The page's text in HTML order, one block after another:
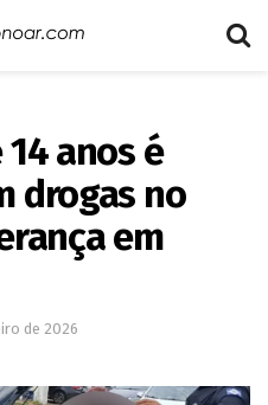
anos é
drogas no
em
de 2026